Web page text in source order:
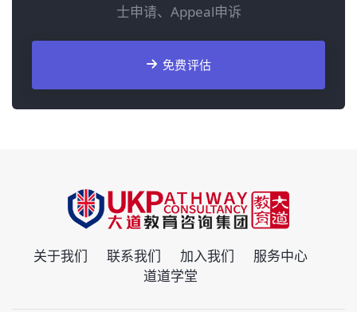
士申请、Appeal申诉
免费评估
关于我们 联系我们 加入我们
服务中心
道道学堂